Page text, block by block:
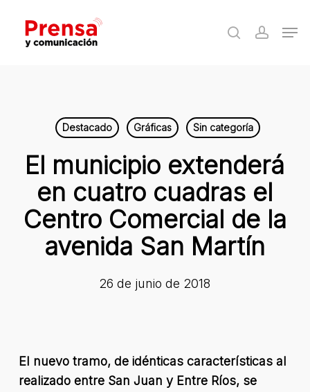
main
search
Destacado Gráficas Sin categoría
El municipio extenderá
en cuatro cuadras el
Centro Comercial de la
avenida San Martín
26 de junio de 2018
El nuevo tramo, de idénticas características al
realizado entre San Juan y Entre Ríos, se